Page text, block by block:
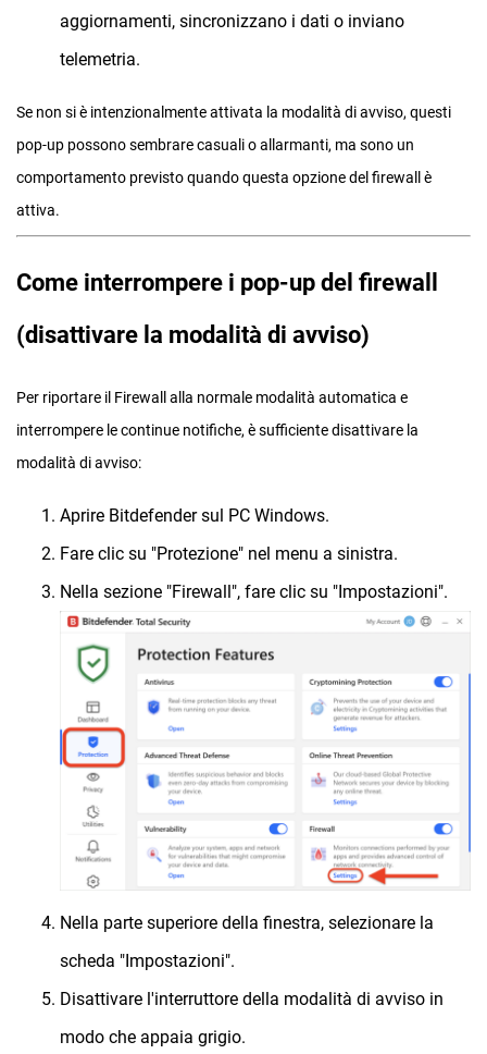
aggiornamenti, sincronizzano i dati o inviano
telemetria.
Se non si è intenzionalmente attivata la modalità di avviso, questi
pop-up possono sembrare casuali o allarmanti, ma sono un
comportamento previsto quando questa opzione del firewall è
attiva.
Come interrompere i pop-up del firewall
(disattivare la modalità di avviso)
Per riportare il Firewall alla normale modalità automatica e
interrompere le continue notifiche, è sufficiente disattivare la
modalità di avviso:
Aprire Bitdefender sul PC Windows.
Fare clic su "Protezione" nel menu a sinistra.
Nella sezione "Firewall", fare clic su "Impostazioni".
Nella parte superiore della finestra, selezionare la
scheda "Impostazioni".
Disattivare l'interruttore della modalità di avviso in
modo che appaia grigio.